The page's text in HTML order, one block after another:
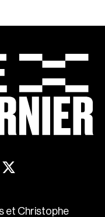
et Christophe